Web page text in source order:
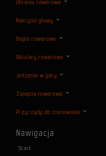
Ubrania rowerowe
Nakrycia głowy
Gogle rowerowe
Oklulary rowerowe
Jedzenie w góry
Zapięcia rowerowe
Przyrządy do trenowania
Nawigacja
Start